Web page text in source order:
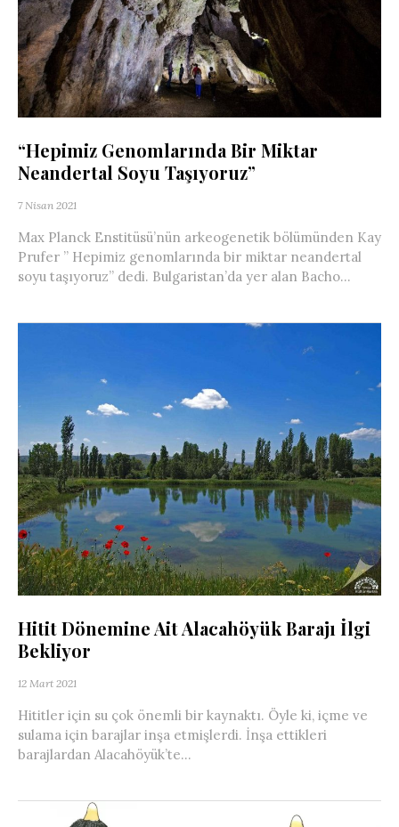
“Hepimiz Genomlarında Bir Miktar
Neandertal Soyu Taşıyoruz”
7 Nisan 2021
Max Planck Enstitüsü’nün arkeogenetik bölümünden Kay
Prufer ” Hepimiz genomlarında bir miktar neandertal
soyu taşıyoruz” dedi. Bulgaristan’da yer alan Bacho...
Hitit Dönemine Ait Alacahöyük Barajı İlgi
Bekliyor
12 Mart 2021
Hititler için su çok önemli bir kaynaktı. Öyle ki, içme ve
sulama için barajlar inşa etmişlerdi. İnşa ettikleri
barajlardan Alacahöyük’te...